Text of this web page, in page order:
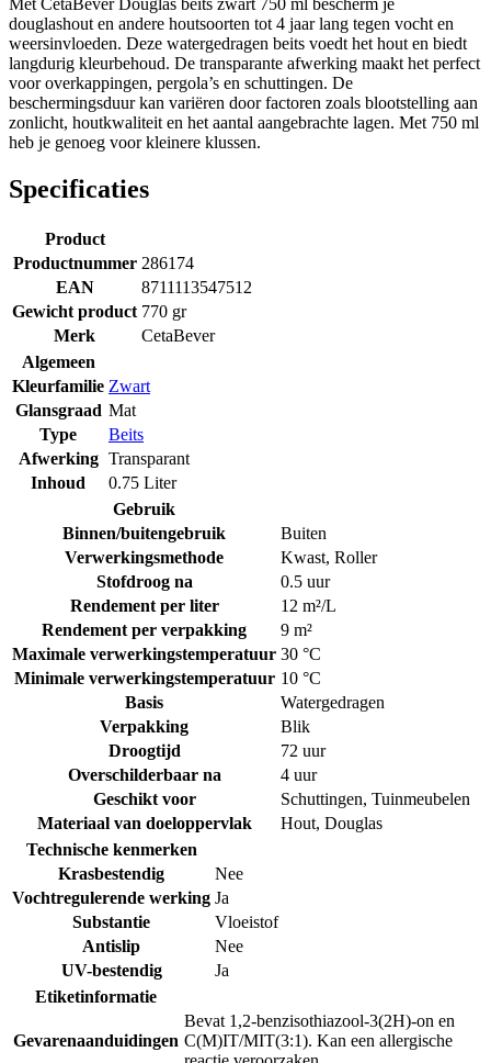
Met CetaBever Douglas beits zwart 750 ml bescherm je
douglashout en andere houtsoorten tot 4 jaar lang tegen vocht en
weersinvloeden. Deze watergedragen beits voedt het hout en biedt
langdurig kleurbehoud. De transparante afwerking maakt het perfect
voor overkappingen, pergola’s en schuttingen. De
beschermingsduur kan variëren door factoren zoals blootstelling aan
zonlicht, houtkwaliteit en het aantal aangebrachte lagen. Met 750 ml
heb je genoeg voor kleinere klussen.
Specificaties
Product
Productnummer 286174
EAN
8711113547512
Gewicht product 770 gr
Merk
CetaBever
Algemeen
Kleurfamilie Zwart
Glansgraad Mat
Type
Beits
Afwerking Transparant
Inhoud
0.75 Liter
Gebruik
Binnen/buitengebruik
Buiten
Verwerkingsmethode
Kwast, Roller
Stofdroog na
0.5 uur
Rendement per liter
12 m²/L
Rendement per verpakking
9 m²
Maximale verwerkingstemperatuur 30 °C
Minimale verwerkingstemperatuur 10 °C
Basis
Watergedragen
Verpakking
Blik
Droogtijd
72 uur
Overschilderbaar na
4 uur
Geschikt voor
Schuttingen, Tuinmeubelen
Materiaal van doeloppervlak
Hout, Douglas
Technische kenmerken
Krasbestendig
Nee
Vochtregulerende werking Ja
Substantie
Vloeistof
Antislip
Nee
UV-bestendig
Ja
Etiketinformatie
Gevarenaanduidingen
Bevat 1,2-benzisothiazool-3(2H)-on en
C(M)IT/MIT(3:1). Kan een allergische